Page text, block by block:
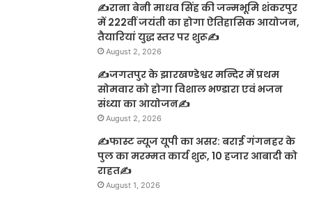
✍️राना बेनी माधव सिंह की जन्मभूमि शंकरपुर
में 222वीं जयंती का होगा ऐतिहासिक आयोजन,
तैयारियां युद्ध स्तर पर शुरू✍️
August 2, 2026
✍️जगतपुर के झारखण्डेश्वर मन्दिर में प्रथम
सोमवार को होगा विशाल भण्डारा एवं भजन
संध्या का आयोजन✍️
August 2, 2026
✍️फास्ट न्यूज यूपी का असर: बराई गंगनहर के
पुल का मरम्मत कार्य शुरू, 10 हजार आबादी को
राहत✍️
August 1, 2026